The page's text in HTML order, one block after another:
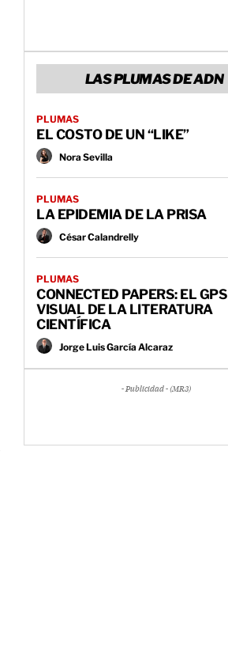
LAS PLUMAS DE ADN
PLUMAS
EL COSTO DE UN “LIKE”
Nora Sevilla
PLUMAS
LA EPIDEMIA DE LA PRISA
César Calandrelly
PLUMAS
CONNECTED PAPERS: EL GPS
VISUAL DE LA LITERATURA
CIENTÍFICA
Jorge Luis García Alcaraz
- Publicidad - (MR3)